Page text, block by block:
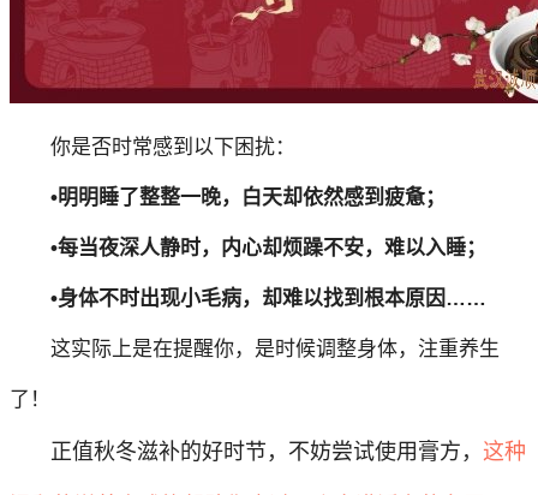
你是否时常感到以下困扰：
•明明睡了整整一晚，白天却依然感到疲惫；
•每当夜深人静时，内心却烦躁不安，难以入睡；
•身体不时出现小毛病，却难以找到根本原因……
这实际上是在提醒你，是时候调整身体，注重养生
了！
正值秋冬滋补的好时节，不妨尝试使用膏方， 这种